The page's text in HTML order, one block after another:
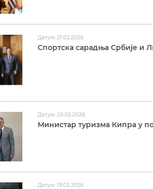
Датум: 21.02.2026
Спортска сарадња Србије и
Датум: 20.02.2026
Министар туризма Кипра у
Датум: 19.02.2026